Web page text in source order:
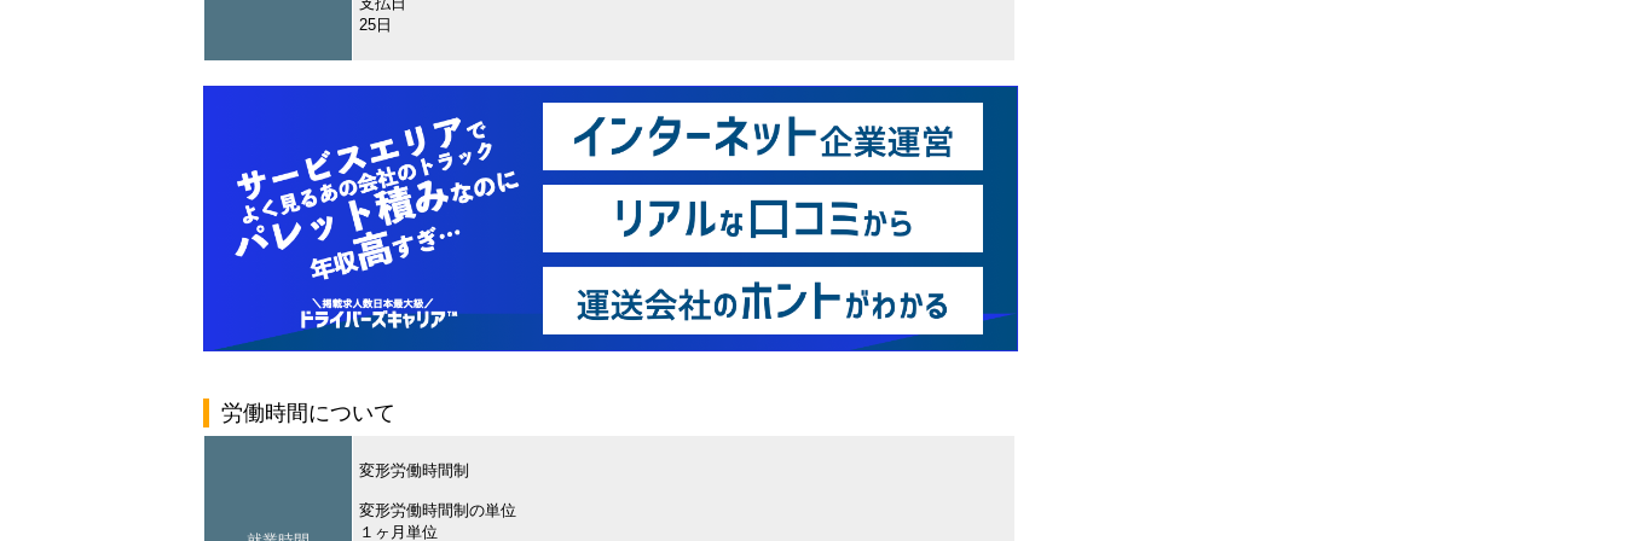
25日
労働時間について
変形労働時間制
変形労働時間制の単位
１ヶ月単位